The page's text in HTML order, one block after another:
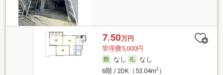
7.50万円
管理費5,000円
なし
なし
6階 / 2DK（53.04m2）